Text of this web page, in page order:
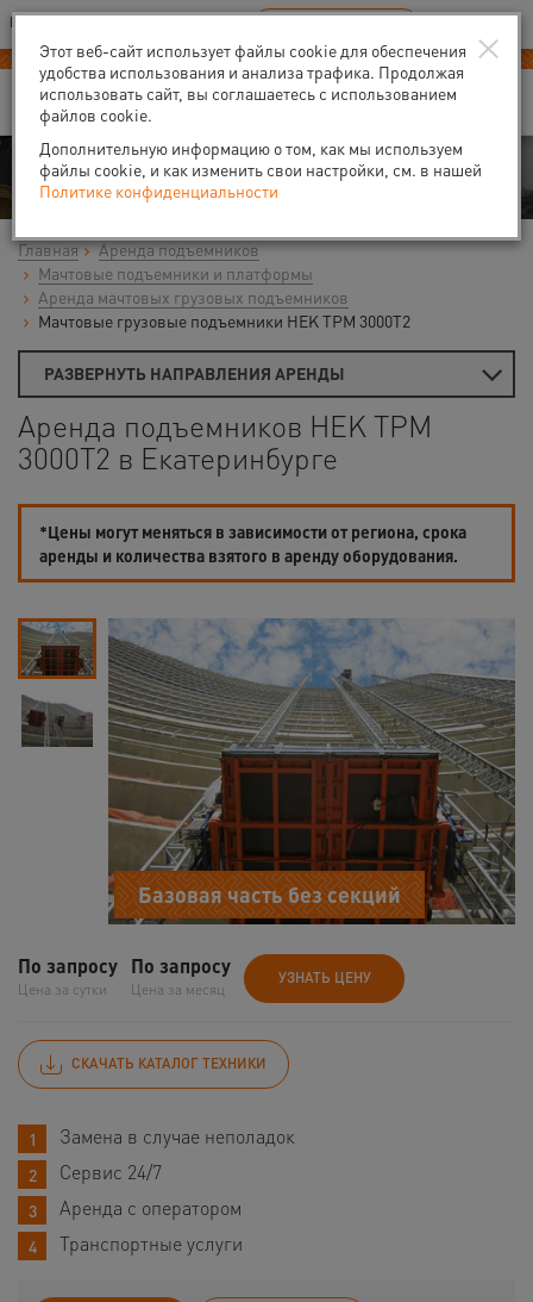
Ваш город:Екатеринбург
В Вашем регионе нет наших офисов RU EN
Аренда
Главная
Аренда подъемников
Мачтовые подъемники и платформы
Аренда мачтовых грузовых подъемников
Мачтовые грузовые подъемники HEK TPM 3000T2
РАЗВЕРНУТЬ НАПРАВЛЕНИЯ АРЕНДЫ
Аренда подъемников HEK TPM
3000T2 в Екатеринбурге
*Цены могут меняться в зависимости от региона, срока
аренды и количества взятого в аренду оборудования.
Базовая часть без секций
По запросу
Цена за сутки
По запросу
Цена за месяц
УЗНАТЬ ЦЕНУ
СКАЧАТЬ КАТАЛОГ ТЕХНИКИ
Замена в случае неполадок
Сервис 24/7
Аренда с оператором
Транспортные услуги
×
Этот веб-сайт использует файлы cookie для обеспечения
удобства использования и анализа трафика. Продолжая
использовать сайт, вы соглашаетесь с использованием
файлов cookie.
Дополнительную информацию о том, как мы используем
файлы cookie, и как изменить свои настройки, см. в нашей
Политике конфиденциальности